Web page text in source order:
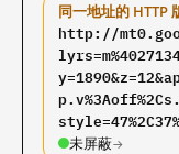
同一地址的 HTTP
http://
未屏蔽→